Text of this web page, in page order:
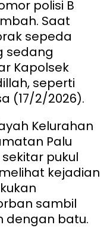
polisi B
Saat
sepeda
sedang
Kapolsek
seperti
(17/2/2026).
Kelurahan
Palu
pukul
kejadian
sambil
dengan batu.